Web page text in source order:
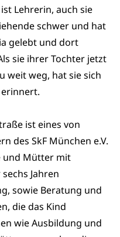
Lehrerin, auch sie
schwer und hat
gelebt und dort
sie ihrer Tochter jetzt
weit weg, hat sie sich
ist eines von
des SkF München e.V.
und Mütter mit
Jahren
sowie Beratung und
die das Kind
wie Ausbildung und